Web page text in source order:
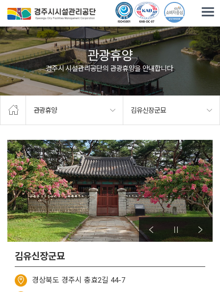
관광휴양
경주시 시설관리공단의 관광휴양을 안내합니다.
관광휴양 김유신장군묘
김유신장군묘
경상북도 경주시 충효2길 44-7